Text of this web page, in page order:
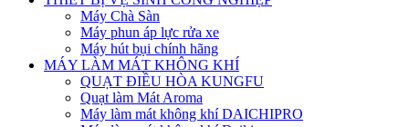
Máy Chà Sàn
Máy phun áp lực rửa xe
Máy hút bụi chính hãng
MÁY LÀM MÁT KHÔNG KHÍ
QUẠT ĐIỀU HÒA KUNGFU
Quạt làm Mát Aroma
Máy làm mát không khí DAICHIPRO